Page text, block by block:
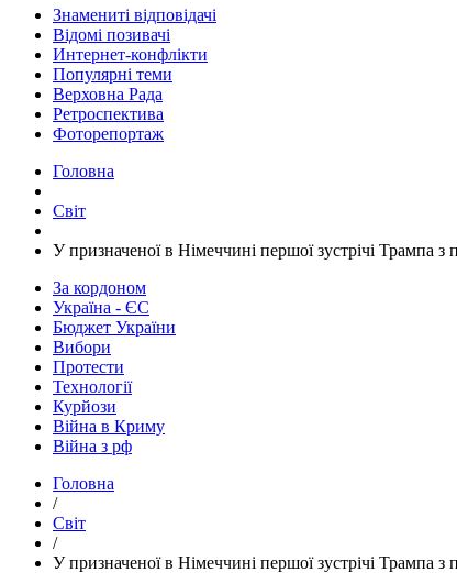
Знамениті відповідачі
Відомі позивачі
Интернет-конфлікти
Популярні теми
Верховна Рада
Ретроспектива
Фоторепортаж
Головна
Світ
​У призначеної в Німеччині першої зустрічі Трампа з
За кордоном
Україна - ЄС
Бюджет України
Вибори
Протести
Технології
Курйози
Війна в Криму
Війна з рф
Головна
/
Світ
/
​У призначеної в Німеччині першої зустрічі Трампа з